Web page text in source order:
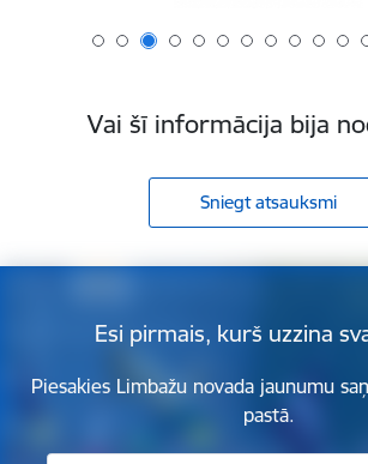
Vai šī informācija bija
Sniegt atsauksmi
Esi pirmais, kurš uzzina
Piesakies Limbažu novada jaunumu
pastā.